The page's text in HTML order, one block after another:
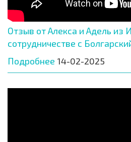
Отзыв от Алекса и Адель из
сотрудничестве с
Подробнее 14-02-2025